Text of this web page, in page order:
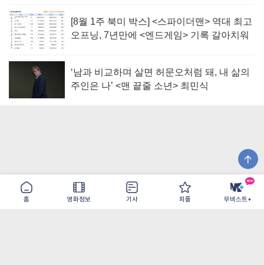
홈 영화정보 기사 피플 무비스트+
[8월 1주 북미 박스] <스파이더맨> 역대 최고
오프닝, 7년만에 <엔드게임> 기록 갈아치워
‘남과 비교하며 살면 허문오처럼 돼, 내 삶의
주인은 나’ <맨 끝줄 소년> 최민식